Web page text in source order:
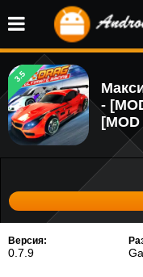
3.5
-
Версия:
0.7.9